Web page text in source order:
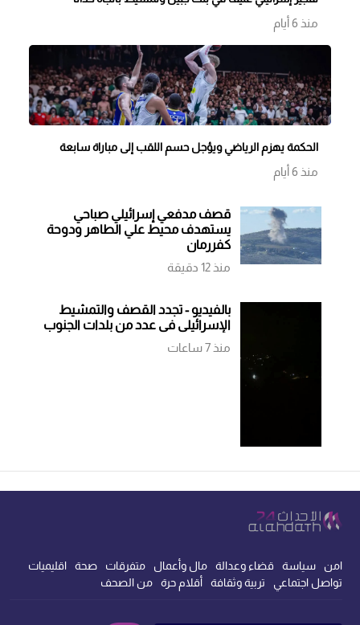
منذ 6 أيام
الحكمة يهزم الرياضي ويؤجل حسم اللقب إلى مباراة سابعة
منذ 6 أيام
قصف مدفعي إسرائيلي صباحي
يستهدف محيط علي الطاهر ودوحة
كفررمان
منذ 12 دقيقة
بالفيديو - تجدد القصف والتمشيط
الإسرائيلي في عدد من بلدات الجنوب
منذ 7 ساعات
امن سياسة قضاء وعدالة مال وأعمال متفرقات صحة
اقليميات
تواصل اجتماعي
تربية وثقافة أقلام حرة من الصحف